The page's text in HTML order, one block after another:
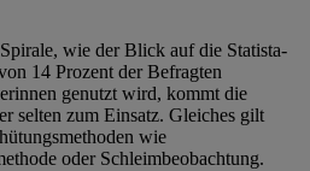
wie der Blick auf die Statista-
14 Prozent der Befragten
genutzt wird, kommt die
selten zum Einsatz. Gleiches gilt
wie
oder Schleimbeobachtung.